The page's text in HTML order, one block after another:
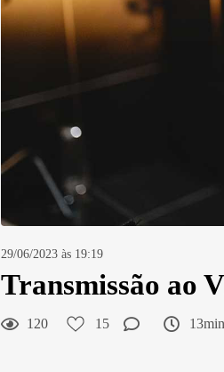
29/06/2023 às 19:19
Transmissão ao
120 15